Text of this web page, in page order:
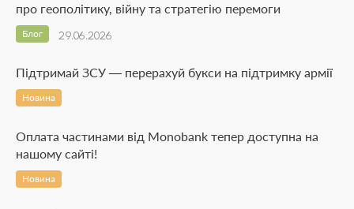
про геополітику, війну та стратегію перемоги
29.06.2026
Блог
Підтримай ЗСУ — перерахуй букси на підтримку армії
Новина
Оплата частинами від Monobank тепер доступна на
нашому сайті!
Новина